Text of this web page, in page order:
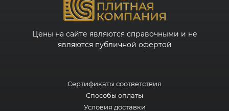
Цены на сайте являются справочными и не
являются публичной офертой
Сертификаты соответствия
Способы оплаты
Условия доставки